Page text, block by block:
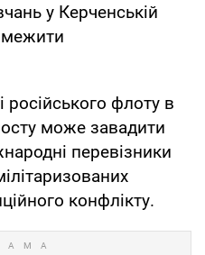
у Керченській
російського флоту в
може завадити
перевізники
конфлікту.